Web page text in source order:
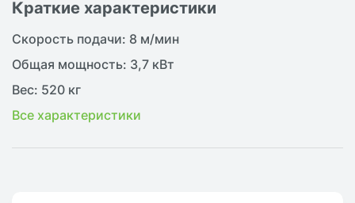
Краткие характеристики
Скорость подачи: 8 м/мин
Общая мощность: 3,7 кВт
Вес: 520 кг
Все характеристики